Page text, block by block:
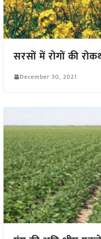
सरसों में रोगों की
December 30, 2021